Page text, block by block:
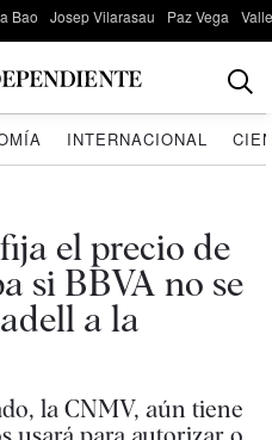
Bao Josep Vilarasau Paz Vega
INTERNACIONAL
el precio de
si BBVA no se
a la
la CNMV, aún tiene